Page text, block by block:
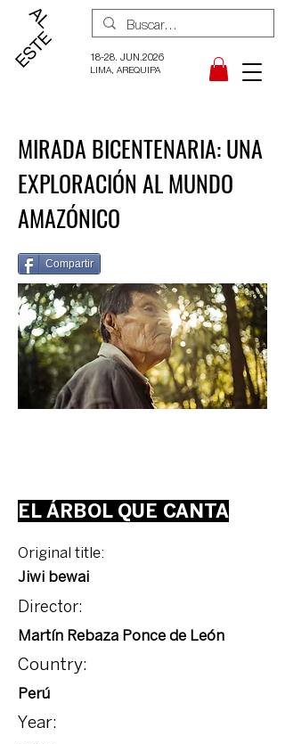
18-28. JUN.2026
LIMA, AREQUIPA
MIRADA BICENTENARIA: UNA
EXPLORACIÓN AL MUNDO
AMAZÓNICO
Compartir
EL ÁRBOL QUE CANTA
Original title:
Jiwi bewai
Director:
Martín Rebaza Ponce de León
Country:
Perú
Year: